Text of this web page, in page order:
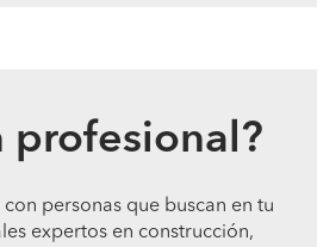
profesional?
personas que buscan en tu
expertos en construcción,